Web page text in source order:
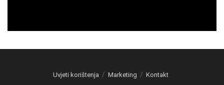
Uvjeti korištenja Marketing Kontakt